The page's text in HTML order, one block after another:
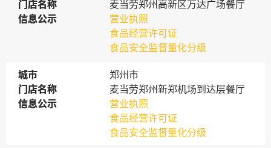
门店名称
门店名称
麦当劳郑州高新区万达广场餐厅
信息公示
信息公示
营业执照
食品经营许可证
食品安全监督量化分级
城市
城市
郑州市
门店名称
门店名称
麦当劳郑州新郑机场到达层餐厅
信息公示
信息公示
营业执照
食品经营许可证
食品安全监督量化分级